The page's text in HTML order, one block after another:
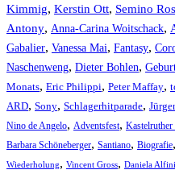
Kimmig, Kerstin Ott, Semino
Antony, Anna-Carina Woitschack,
Gabalier, Vanessa Mai, Fantasy,
Naschenweng, Dieter Bohlen,
Monats, Eric Philippi, Peter Maffay,
ARD, Sony, Schlagerhitparade,
Nino de Angelo, Adventsfest, Kastelruther
Barbara Schöneberger, Santiano, Biografie,
Wiederholung, Vincent Gross, Daniela